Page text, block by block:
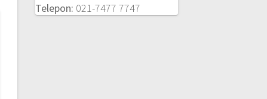
Telepon: 021-7477 7747